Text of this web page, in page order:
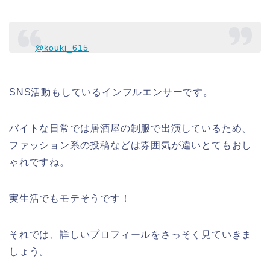
@kouki_615
SNS活動もしているインフルエンサーです。
バイトな日常では居酒屋の制服で出演しているため、
ファッション系の投稿などは雰囲気が違いとてもおし
ゃれですね。
実生活でもモテそうです！
それでは、詳しいプロフィールをさっそく見ていきま
しょう。